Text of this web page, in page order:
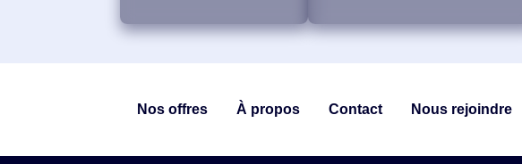
Nos offres À propos Contact Nous rejoindre